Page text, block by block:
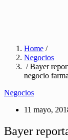
Home /
Negocios
/ Bayer
negocio
Negocios
11 mayo,
Bayer